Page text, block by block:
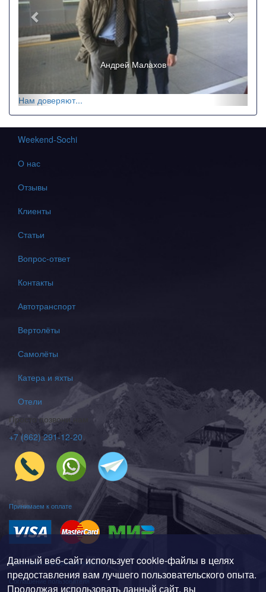
Ricchi e Poveri
Нам доверяют...
Weekend-Sochi
О нас
Отзывы
Клиенты
Статьи
Вопрос-ответ
Контакты
Автотранспорт
Вертолёты
Самолёты
Катера и яхты
Отели
Просто позвони нам
+7 (862) 291-12-20
Принимаем к оплате
Политика конфиденциальности
Соглашение пользователя
Данный веб-сайт использует cookie-файлы в целях
предоставления вам лучшего пользовательского опыта.
Продолжая использовать данный сайт, вы